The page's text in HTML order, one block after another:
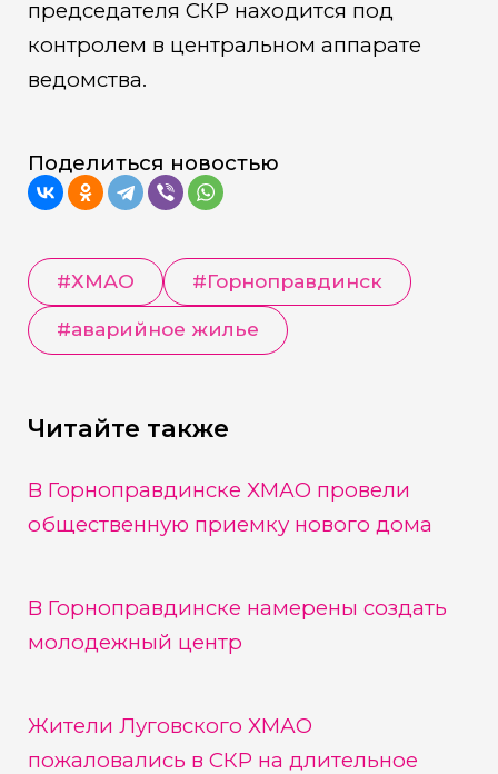
председателя СКР находится под
контролем в центральном аппарате
ведомства.
Поделиться новостью
#ХМАО #Горноправдинск
#аварийное жилье
Читайте также
В Горноправдинске ХМАО провели
общественную приемку нового дома
В Горноправдинске намерены создать
молодежный центр
Жители Луговского ХМАО
пожаловались в СКР на длительное